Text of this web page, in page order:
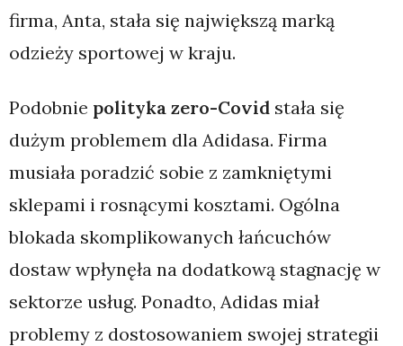
firma, Anta, stała się największą marką
odzieży sportowej w kraju.
Podobnie polityka zero-Covid stała się
dużym problemem dla Adidasa. Firma
musiała poradzić sobie z zamkniętymi
sklepami i rosnącymi kosztami. Ogólna
blokada skomplikowanych łańcuchów
dostaw wpłynęła na dodatkową stagnację w
sektorze usług. Ponadto, Adidas miał
problemy z dostosowaniem swojej strategii